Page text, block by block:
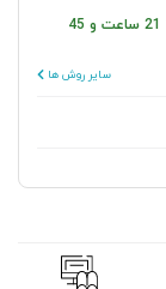
21 ساعت و 45
سایر روش ها